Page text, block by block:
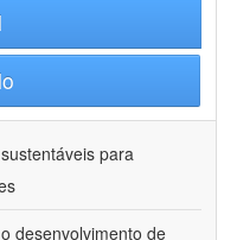
para
desenvolvimento de